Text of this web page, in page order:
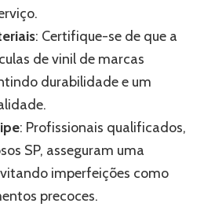
: Certifique-se de que a
de vinil de marcas
durabilidade e um
: Profissionais qualificados,
SP, asseguram uma
imperfeições como
precoces.